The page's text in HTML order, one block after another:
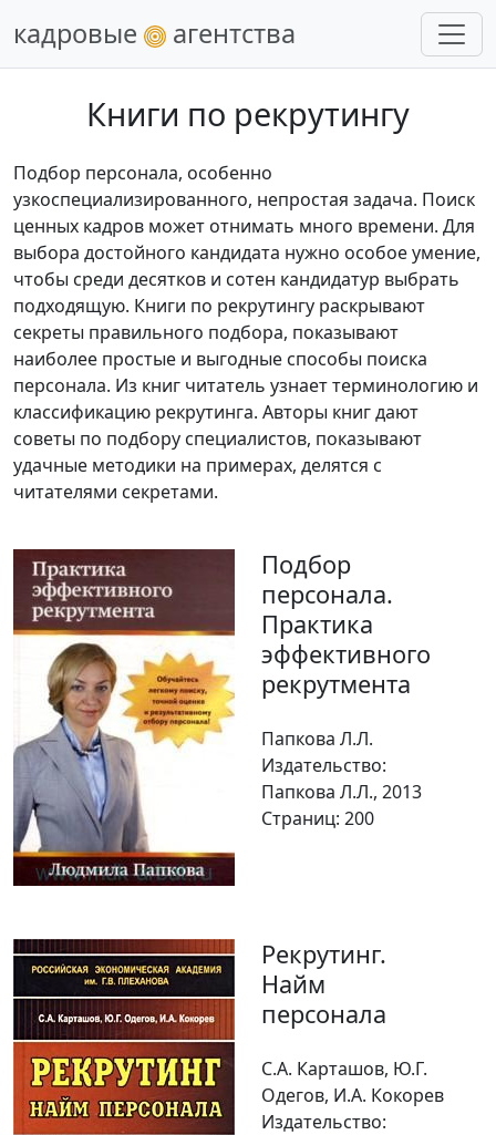
кадровые агентства
Книги по рекрутингу
Подбор персонала, особенно
узкоспециализированного, непростая задача. Поиск
ценных кадров может отнимать много времени. Для
выбора достойного кандидата нужно особое умение,
чтобы среди десятков и сотен кандидатур выбрать
подходящую. Книги по рекрутингу раскрывают
секреты правильного подбора, показывают
наиболее простые и выгодные способы поиска
персонала. Из книг читатель узнает терминологию и
классификацию рекрутинга. Авторы книг дают
советы по подбору специалистов, показывают
удачные методики на примерах, делятся с
читателями секретами.
Подбор
персонала.
Практика
эффективного
рекрутмента
Папкова Л.Л.
Издательство:
Папкова Л.Л., 2013
Страниц: 200
Рекрутинг.
Найм
персонала
C.А. Карташов, Ю.Г.
Одегов, И.А. Кокорев
Издательство: